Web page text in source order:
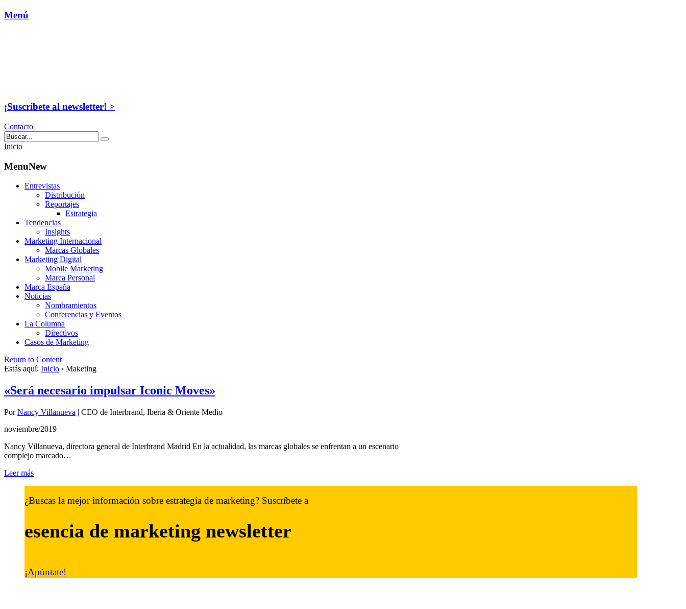
Menú
¡Suscríbete al newsletter! >
Contacto
Inicio
MenuNew
Entrevistas
Distribución
Reportajes
Estrategia
Tendencias
Insights
Marketing Internacional
Marcas Globales
Marketing Digital
Mobile Marketing
Marca Personal
Marca España
Noticias
Nombramientos
Conferencias y Eventos
La Columna
Directivos
Casos de Marketing
Return to Content
Estás aquí: Inicio › Maketing
«Será necesario impulsar Iconic Moves»
PorNancy Villanueva | CEO de Interbrand, Iberia & Oriente Medio
noviembre/2019
Nancy Villanueva, directora general de Interbrand Madrid En la actualidad, las marcas globales se enfrentan a un escenario
complejo marcado…
Leer más
¿Buscas la mejor información sobre estrategia de marketing? Suscríbete a
esencia de marketing newsletter
¡Apúntate!